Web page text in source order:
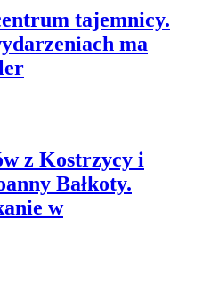
tajemnicy.
ma
z Kostrzycy i
Bałkoty.
w